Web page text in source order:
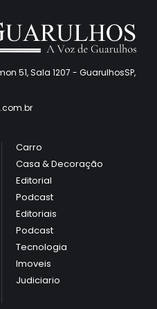
51, Sala 1207 - GuarulhosSP,
Carro
Casa & Decoração
Editorial
Podcast
Editoriais
Podcast
Tecnologia
Imoveis
Judiciario